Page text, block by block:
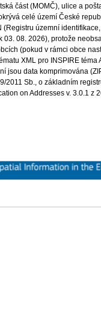
část (MOMČ), ulice a
celé území České
územní
08. 2026), protože
(pokud v rámci obce
XML pro INSPIRE téma
jsou data komprimována
2011 Sb., o základním
on Addresses v. 3.0.1 z